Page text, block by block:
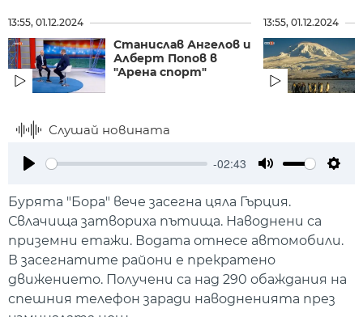
13:55, 01.12.2024
Станислав Ангелов и
Алберт Попов в
"Арена спорт"
13:55, 01.12.2024
Слушай новината
-02:43
Бурята "Бора" вече засегна цяла Гърция.
Свлачища затвориха пътища. Наводнени са
приземни етажи. Водата отнесе автомобили.
В засегнатите райони е прекратено
движението. Получени са над 290 обаждания на
спешния телефон заради наводненията през